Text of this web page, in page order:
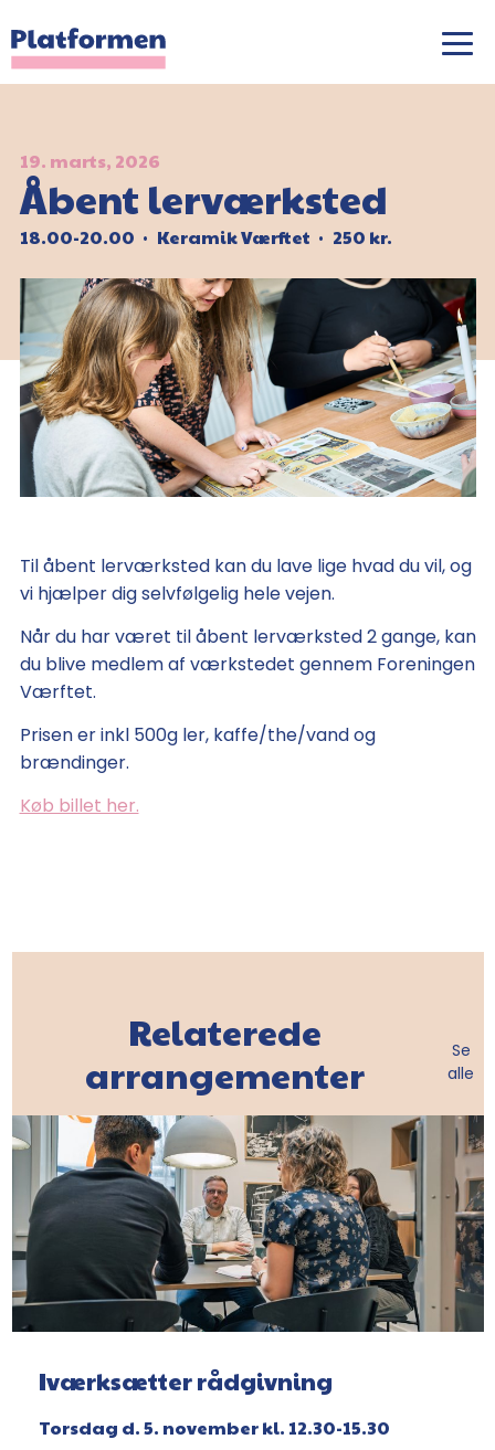
19. marts, 2026
Åbent lerværksted
18.00-20.00 • Keramik Værftet • 250 kr.
Til åbent lerværksted kan du lave lige hvad du vil, og
vi hjælper dig selvfølgelig hele vejen.
Når du har været til åbent lerværksted 2 gange, kan
du blive medlem af værkstedet gennem Foreningen
Værftet.
Prisen er inkl 500g ler, kaffe/the/vand og
brændinger.
Køb billet her.
Relaterede
arrangementer
Se
alle
Iværksætter rådgivning
Torsdag d. 5. november kl. 12.30-15.30